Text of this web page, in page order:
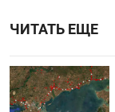
ЧИТАТЬ ЕЩЕ